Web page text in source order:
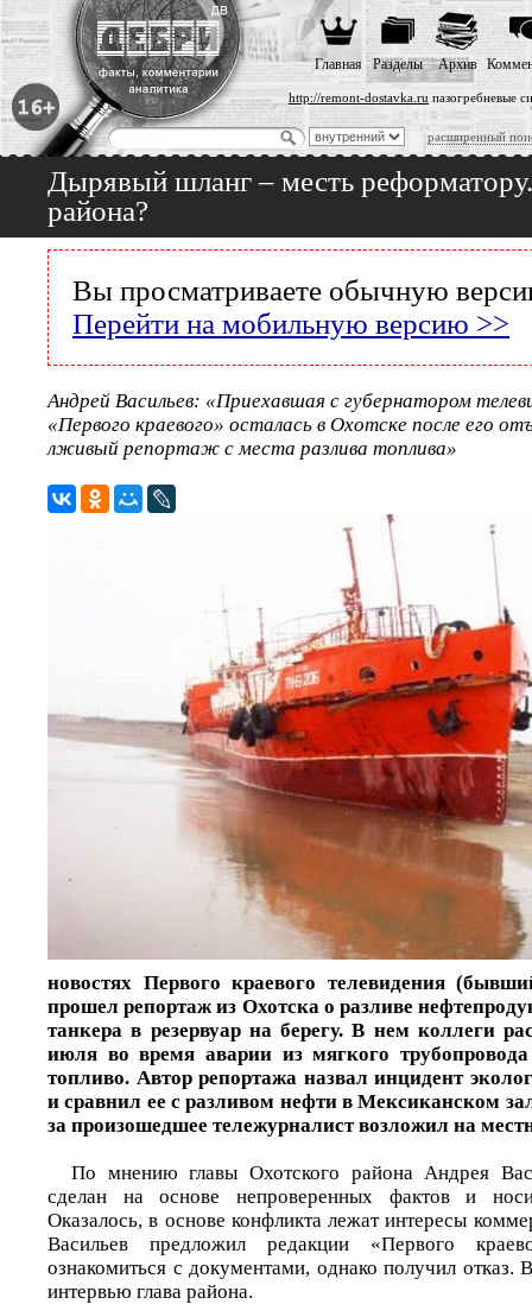
http://remont-dostavka.ru пазогребневые
расширенный
Главная Разделы Архив
Дырявый шланг – месть
района?
Вы просматриваете обычную
Перейти на мобильную версию >>
Андрей Васильев: «Приехавшая с губернатором
«Первого краевого» осталась в Охотске после его
лживый репортаж с места разлива топлива»
новостях Первого краевого телевидения
прошел репортаж из Охотска о разливе
танкера в резервуар на берегу. В нем коллеги
июля во время аварии из мягкого
топливо. Автор репортажа назвал инцидент
и сравнил ее с разливом нефти в Мексиканском
за произошедшее тележурналист возложил на
По мнению главы Охотского района Андрея
сделан на основе непроверенных фактов и
Оказалось, в основе конфликта лежат интересы
Васильев предложил редакции «Первого
ознакомиться с документами, однако получил отказ.
интервью глава района.